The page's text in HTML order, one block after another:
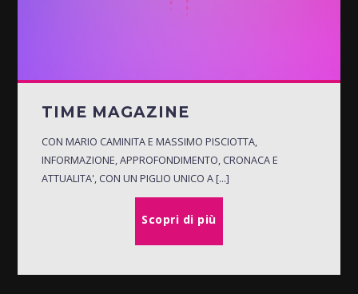
TIME MAGAZINE
CON MARIO CAMINITA E MASSIMO PISCIOTTA,
INFORMAZIONE, APPROFONDIMENTO, CRONACA E
ATTUALITA', CON UN PIGLIO UNICO A [...]
Scopri di più